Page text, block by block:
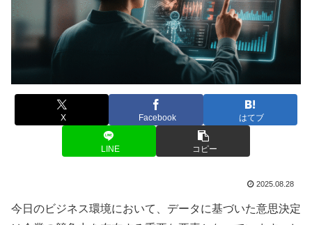
X Facebook はてブ
LINE コピー
2025.08.28
今日のビジネス環境において、データに基づいた意思決定